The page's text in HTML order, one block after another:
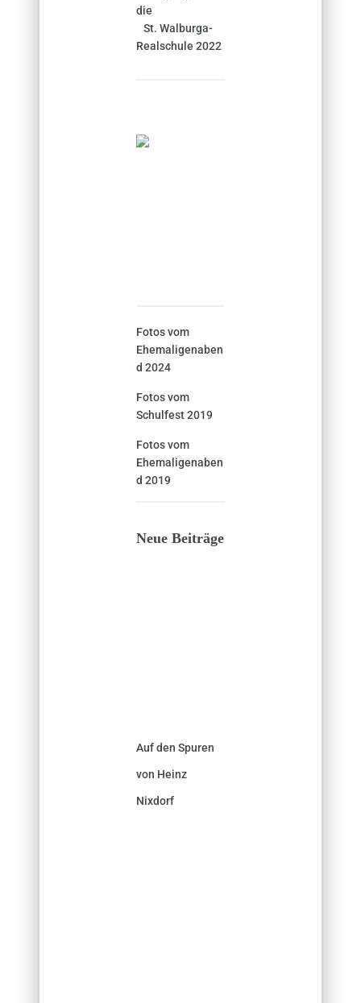
die
St. Walburga-
Realschule 2022
Fotos vom
Ehemaligenaben
d 2024
Fotos vom
Schulfest 2019
Fotos vom
Ehemaligenaben
d 2019
Neue Beiträge
Auf den Spuren
von Heinz
Nixdorf